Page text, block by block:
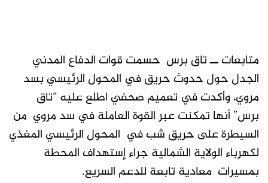
متابعات ــ تاق برس حسمت قوات الدفاع المدني
الجدل حول حدوث حريق في المحول الرئيسي بسد
مروي، وأكدت في تعميم صحفي اطلع عليه “تاق
برس” أنها تمكنت عبر القوة العاملة في سد مروي من
السيطرة على حريق شب في المحول الرئيسي المغذي
لكهرباء الولاية الشمالية جراء إستهداف المحطة
بمسيرات معادية تابعة للدعم السريع.